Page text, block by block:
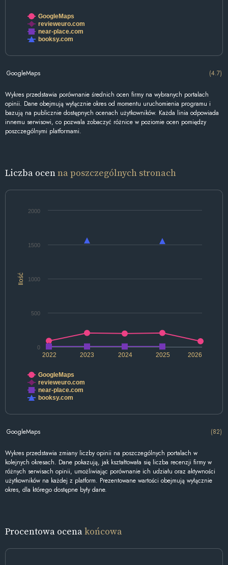
GoogleMaps
revieweuro.com
near-place.com
booksy.com
GoogleMaps (4.7)
Wykres przedstawia porównanie średnich ocen firmy na wybranych portalach
opinii. Dane obejmują wyłącznie okres od momentu uruchomienia programu i
bazują na publicznie dostępnych ocenach użytkowników. Każda linia odpowiada
innemu serwisowi, co pozwala zobaczyć różnice w poziomie ocen pomiędzy
poszczególnymi platformami.
Liczba ocenna poszczególnych stronach
Ilość
2022 2024 2026
2023 2025
0
500
1000
1500
2000
GoogleMaps
revieweuro.com
near-place.com
booksy.com
GoogleMaps (82)
Wykres przedstawia zmiany liczby opinii na poszczególnych portalach w
kolejnych okresach. Dane pokazują, jak kształtowała się liczba recenzji firmy w
różnych serwisach opinii, umożliwiając porównanie ich udziału oraz aktywności
użytkowników na każdej z platform. Prezentowane wartości obejmują wyłącznie
okres, dla którego dostępne były dane.
Procentowa ocenakońcowa